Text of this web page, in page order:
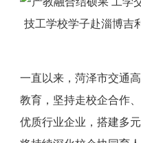
一直以来，菏泽市交通
教育，坚持走校企合作
优质行业企业，搭建多